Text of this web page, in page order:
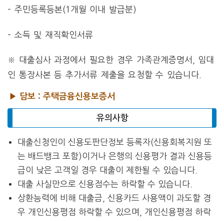
– 주민등록등본(1개월 이내 발급분)
– 소득 및 재직확인서류
※ 대출심사 과정에서 필요한 경우 가족관계증명서, 임대
인 통장사본 등 추가서류 제출을 요청할 수 있습니다.
▶ 담보 : 주택금융신용보증서
유의사항
대출신청인이 신용도판단정보 등록자(신용회복지원 또
는 배드뱅크 포함)이거나 은행의 신용평가 결과 신용등
급이 낮은 고객일 경우 대출이 제한될 수 있습니다.
대출 사실만으로 신용점수는 하락할 수 있습니다.
상환능력에 비해 대출금, 신용카드 사용액이 과도할 경
우 개인신용평점 하락할 수 있으며, 개인신용평점 하락